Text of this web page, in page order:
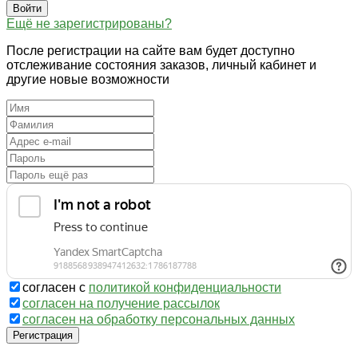
Войти
Ещё не зарегистрированы?
После регистрации на сайте вам будет доступно
отслеживание состояния заказов, личный кабинет и
другие новые возможности
согласен с политикой конфиденциальности
согласен на получение рассылок
согласен на обработку персональных данных
Регистрация